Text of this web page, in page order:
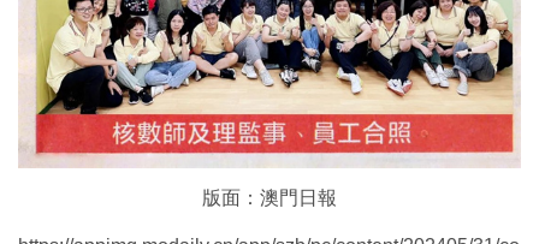
版面：澳門日報